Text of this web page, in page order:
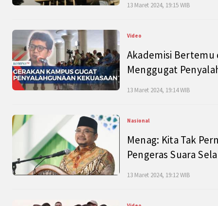
13 Maret 2024, 19:15 WIB
Video
Akademisi Bertemu
Menggugat
13 Maret 2024, 19:14 WIB
Nasional
Menag: Kita Tak
Pengeras Suara
13 Maret 2024, 19:12 WIB